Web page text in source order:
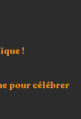
!
pour célébrer